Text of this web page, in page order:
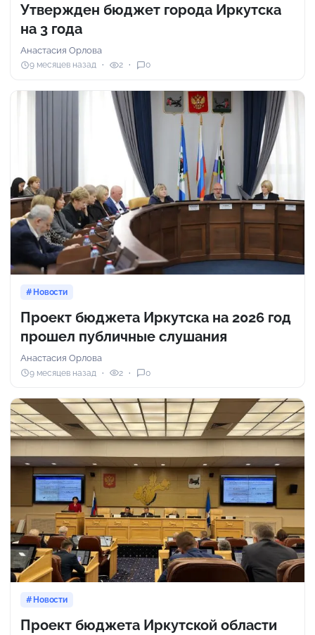
Утвержден бюджет города Иркутска
на 3 года
Анастасия Орлова
9 месяцев назад 2 0
Новости
Проект бюджета Иркутска на 2026 год
прошел публичные слушания
Анастасия Орлова
9 месяцев назад 2 0
Новости
Проект бюджета Иркутской области